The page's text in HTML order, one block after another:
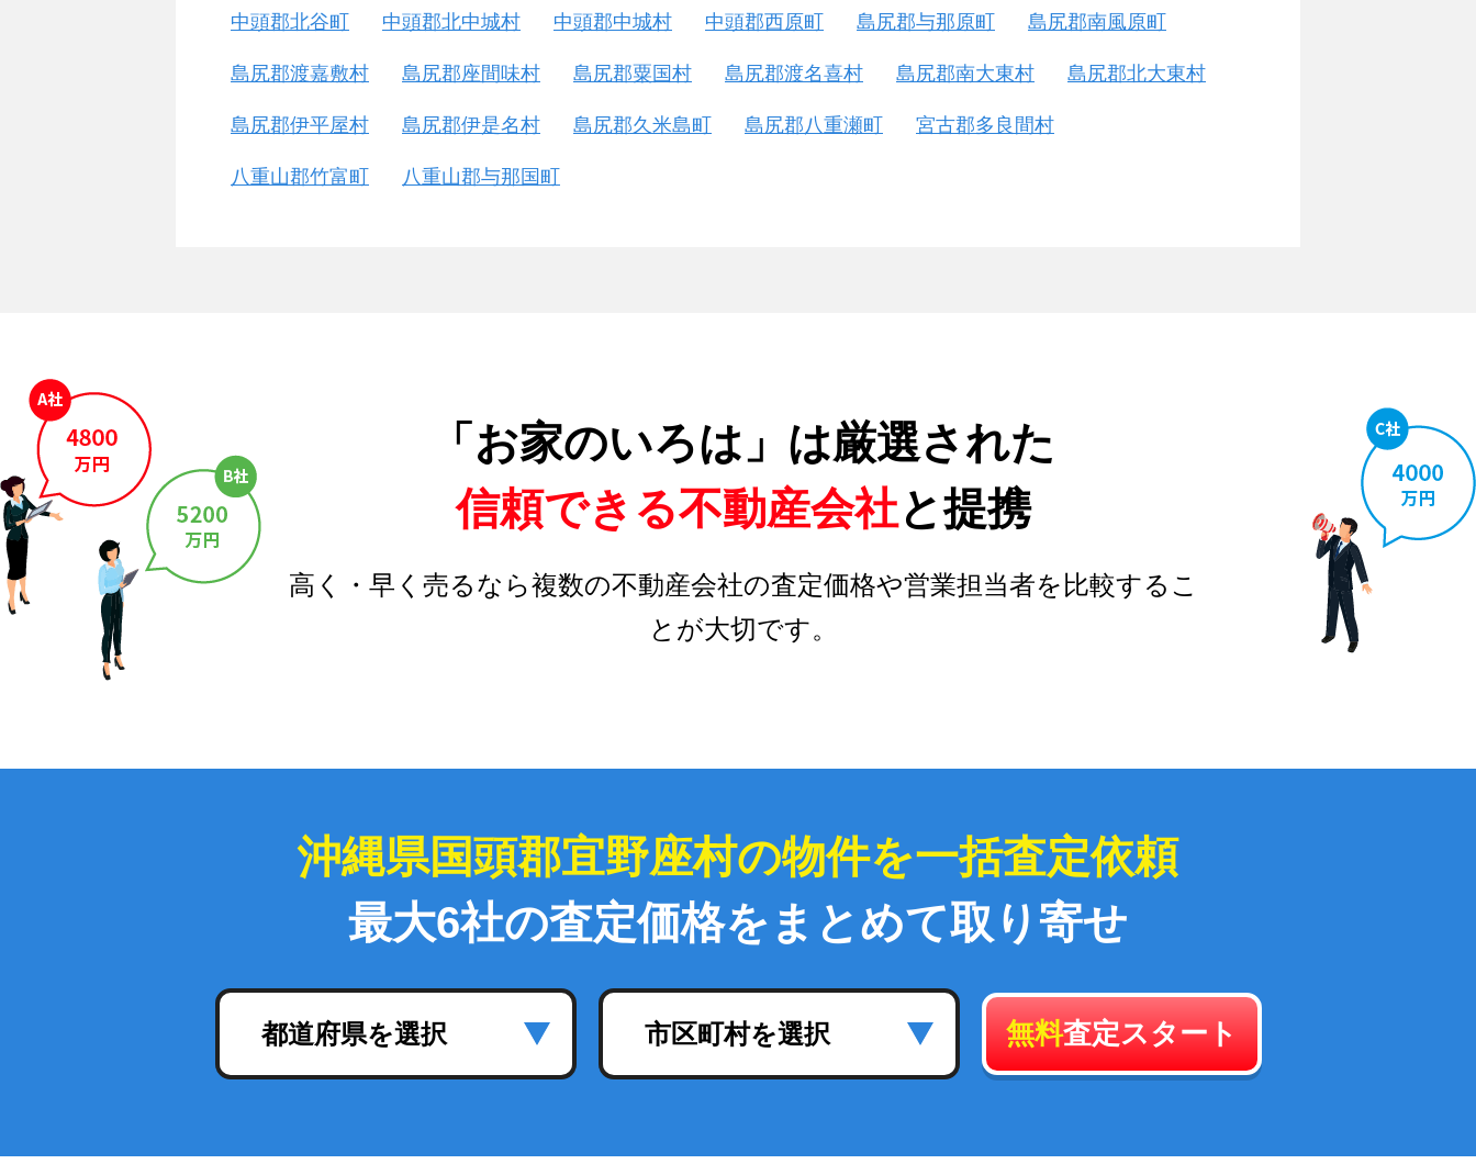
中頭郡北谷町 中頭郡北中城村 中頭郡中城村 中頭郡西原町 島尻郡与那原町 島尻郡南風原町
島尻郡渡嘉敷村 島尻郡座間味村 島尻郡粟国村 島尻郡渡名喜村 島尻郡南大東村 島尻郡北大東村
島尻郡伊平屋村 島尻郡伊是名村 島尻郡久米島町 島尻郡八重瀬町 宮古郡多良間村
八重山郡竹富町 八重山郡与那国町
「お家のいろは」は厳選された
信頼できる不動産会社と提携
高く・早く売るなら複数の不動産会社の査定価格や営業担当者を比較するこ
とが大切です。
沖縄県国頭郡宜野座村の物件を一括査定依頼
最大6社の査定価格をまとめて取り寄せ
都道府県を選択 市区町村を選択 無料査定スタート